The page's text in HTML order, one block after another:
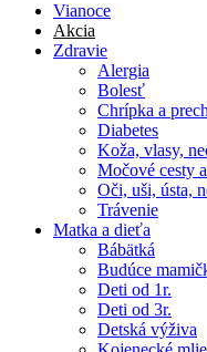
Vianoce
Akcia
Zdravie
Alergia
Bolesť
Chrípka a
Diabetes
Koža, vlasy,
Močové cesty
Oči, uši, ústa,
Trávenie
Matka a dieťa
Bábätká
Budúce
Deti od 1r.
Deti od 3r.
Detská výživa